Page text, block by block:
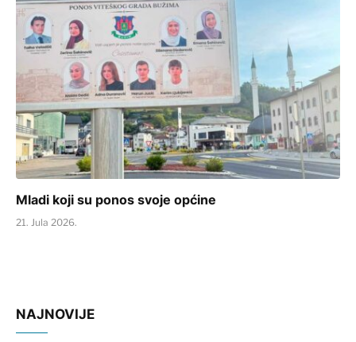
Mladi koji su ponos svoje općine
21. Jula 2026.
NAJNOVIJE